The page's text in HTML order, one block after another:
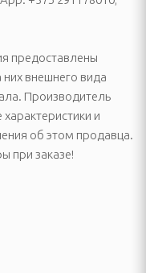
предоставлены
внешнего вида
Производитель
и
об этом продавца.
при заказе!